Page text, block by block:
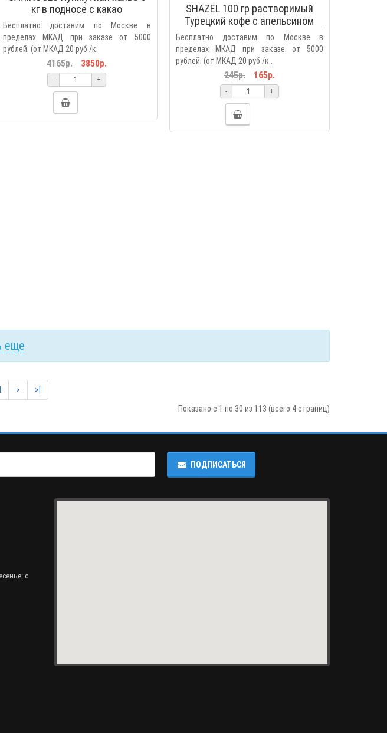
кг в подносе с какао
Бесплатно доставим по Москве в
пределах МКАД при заказе от 5000
рублей. (от МКАД 20 руб /к..
4165р. 3850р.
- +
SHAZEL 100 гр растворимый
Турецкий кофе с апельсином
(PORTAKALLI HAZIR TÜRK KAHVESİ
1/16*4)
Бесплатно доставим по Москве в
пределах МКАД при заказе от 5000
рублей. (от МКАД 20 руб /к..
245р. 165р.
- +
еще
>
>|
Показано с 1 по 30 из 113 (всего 4 страниц)
ПОДПИСАТЬСЯ
с